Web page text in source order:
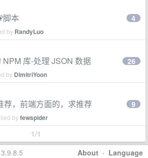
脚本
by RandyLuo
4
库-处理 JSON 数据
by DimitriYoon
26
荐，前端方面的，求推荐
byfewspider
9
1/1
About · Language